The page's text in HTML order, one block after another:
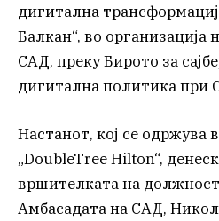
дигитална
Балкан“, во организација
САД, преку Бирото за
дигитална политика при
Настанот, кој се одржува
„DoubleTree Hilton“,
вршителката на
Амбасадата на САД,